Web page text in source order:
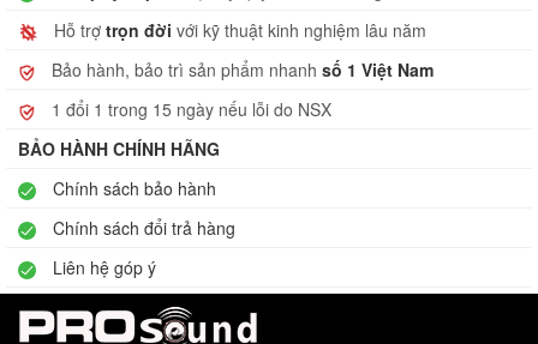
Hỗ trợ trọn đời với kỹ thuật kinh nghiệm lâu năm
Bảo hành, bảo trì sản phẩm nhanh số 1 Việt Nam
1 đổi 1 trong 15 ngày nếu lỗi do NSX
BẢO HÀNH CHÍNH HÃNG
Chính sách bảo hành
Chính sách đổi trả hàng
Liên hệ góp ý